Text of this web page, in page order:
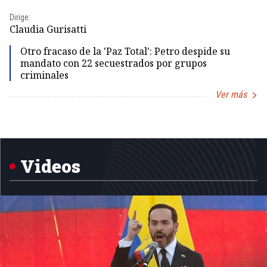
Dirige:
Claudia Gurisatti
Otro fracaso de la 'Paz Total': Petro despide su
mandato con 22 secuestrados por grupos
criminales
Ver más
5
Videos